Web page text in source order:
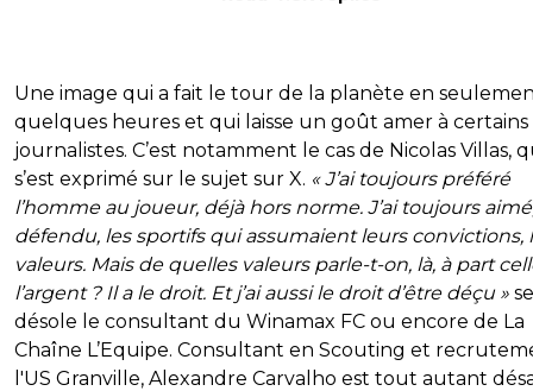
Une image qui a fait le tour de la planète en
quelques heures et qui laisse un goût amer à certains
journalistes. C’est notamment le cas de Nicolas Villas,
s’est exprimé sur le sujet sur X. « J’ai toujours préféré
l’homme au joueur, déjà hors norme. J’ai toujours
défendu, les sportifs qui assumaient leurs convictions,
valeurs. Mais de quelles valeurs parle-t-on, là, à part
l’argent ? Il a le droit. Et j’ai aussi le droit d’être déçu » se
désole le consultant du Winamax FC ou encore de La
Chaîne L’Equipe. Consultant en Scouting et
l'US Granville, Alexandre Carvalho est tout autant